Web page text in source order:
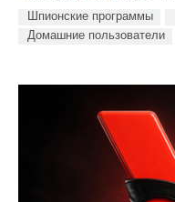
Шпионские программы
Домашние пользователи